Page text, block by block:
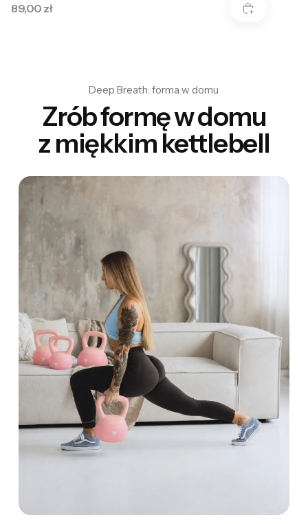
Cena
89,00 zł
Deep Breath: forma w domu
Zrób formę w domu
z miękkim kettlebell